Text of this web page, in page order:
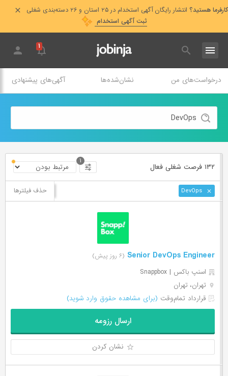
کارفرما هستید؟ انتشار رایگان آگهی استخدام در ۲۵ استان و ۲۶ دسته‌بندی شغلی
ثبت آگهی استخدام
۱
درخواست‌های من نشان‌شده‌ها آگهی‌های پیشنهادی
۱۳۲ فرصت ‌شغلی فعال
۱
حذف فیلترها
Senior DevOps Engineer (۶ روز پیش)
اسنپ باکس | Snappbox
تهران، تهران
قرارداد تمام‌وقت (برای مشاهده حقوق وارد شوید)
ارسال رزومه
نشان کردن